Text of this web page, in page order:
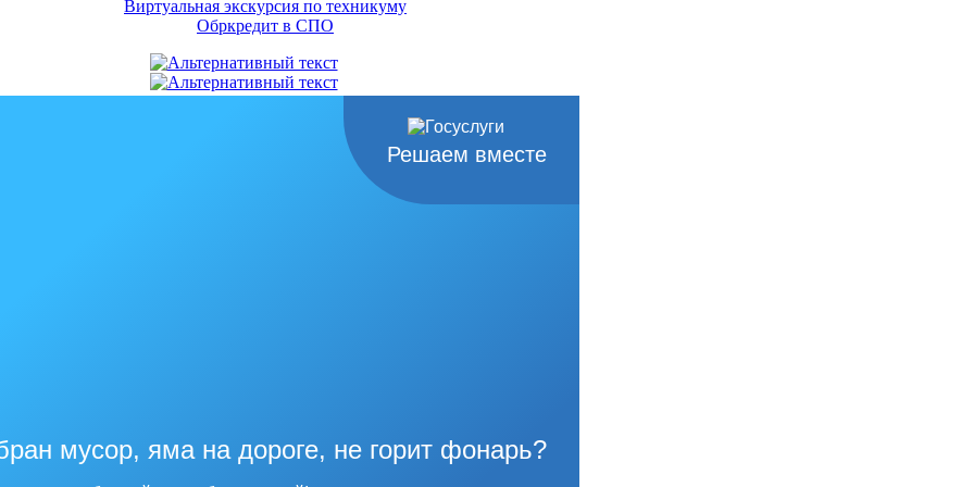
Виртуальная экскурсия по техникуму
Обркредит в СПО
Решаем вместе
мусор, яма на дороге, не горит фонарь?